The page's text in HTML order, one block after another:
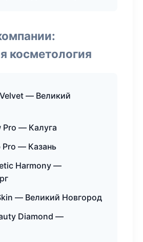
косметология
— Великий
Pro — Калуга
Pro — Казань
Harmony —
— Великий Новгород
Diamond —